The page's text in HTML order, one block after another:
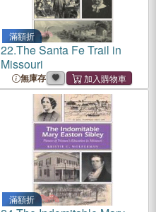
滿額折
22.The Santa Fe Trail in
Missouri
無庫存
滿額折